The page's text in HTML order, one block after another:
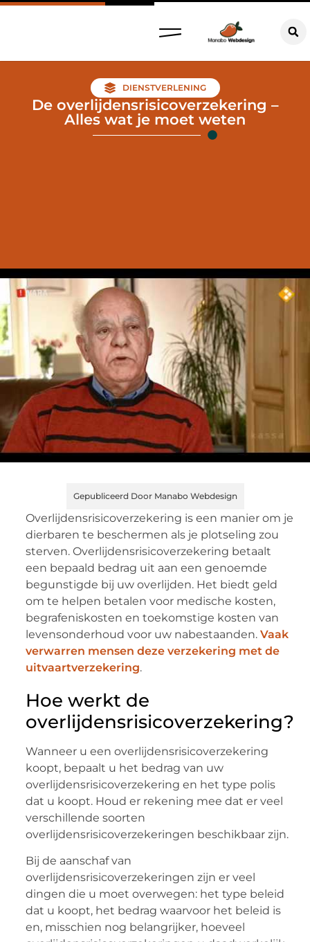
DIENSTVERLENING
De overlijdensrisicoverzekering –
Alles wat je moet weten
Gepubliceerd Door Manabo Webdesign
Overlijdensrisicoverzekering is een manier om je
dierbaren te beschermen als je plotseling zou
sterven. Overlijdensrisicoverzekering betaalt
een bepaald bedrag uit aan een genoemde
begunstigde bij uw overlijden. Het biedt geld
om te helpen betalen voor medische kosten,
begrafeniskosten en toekomstige kosten van
levensonderhoud voor uw nabestaanden. Vaak
verwarren mensen deze verzekering met de
uitvaartverzekering.
Hoe werkt de
overlijdensrisicoverzekering?
Wanneer u een overlijdensrisicoverzekering
koopt, bepaalt u het bedrag van uw
overlijdensrisicoverzekering en het type polis
dat u koopt. Houd er rekening mee dat er veel
verschillende soorten
overlijdensrisicoverzekeringen beschikbaar zijn.
Bij de aanschaf van
overlijdensrisicoverzekeringen zijn er veel
dingen die u moet overwegen: het type beleid
dat u koopt, het bedrag waarvoor het beleid is
en, misschien nog belangrijker, hoeveel